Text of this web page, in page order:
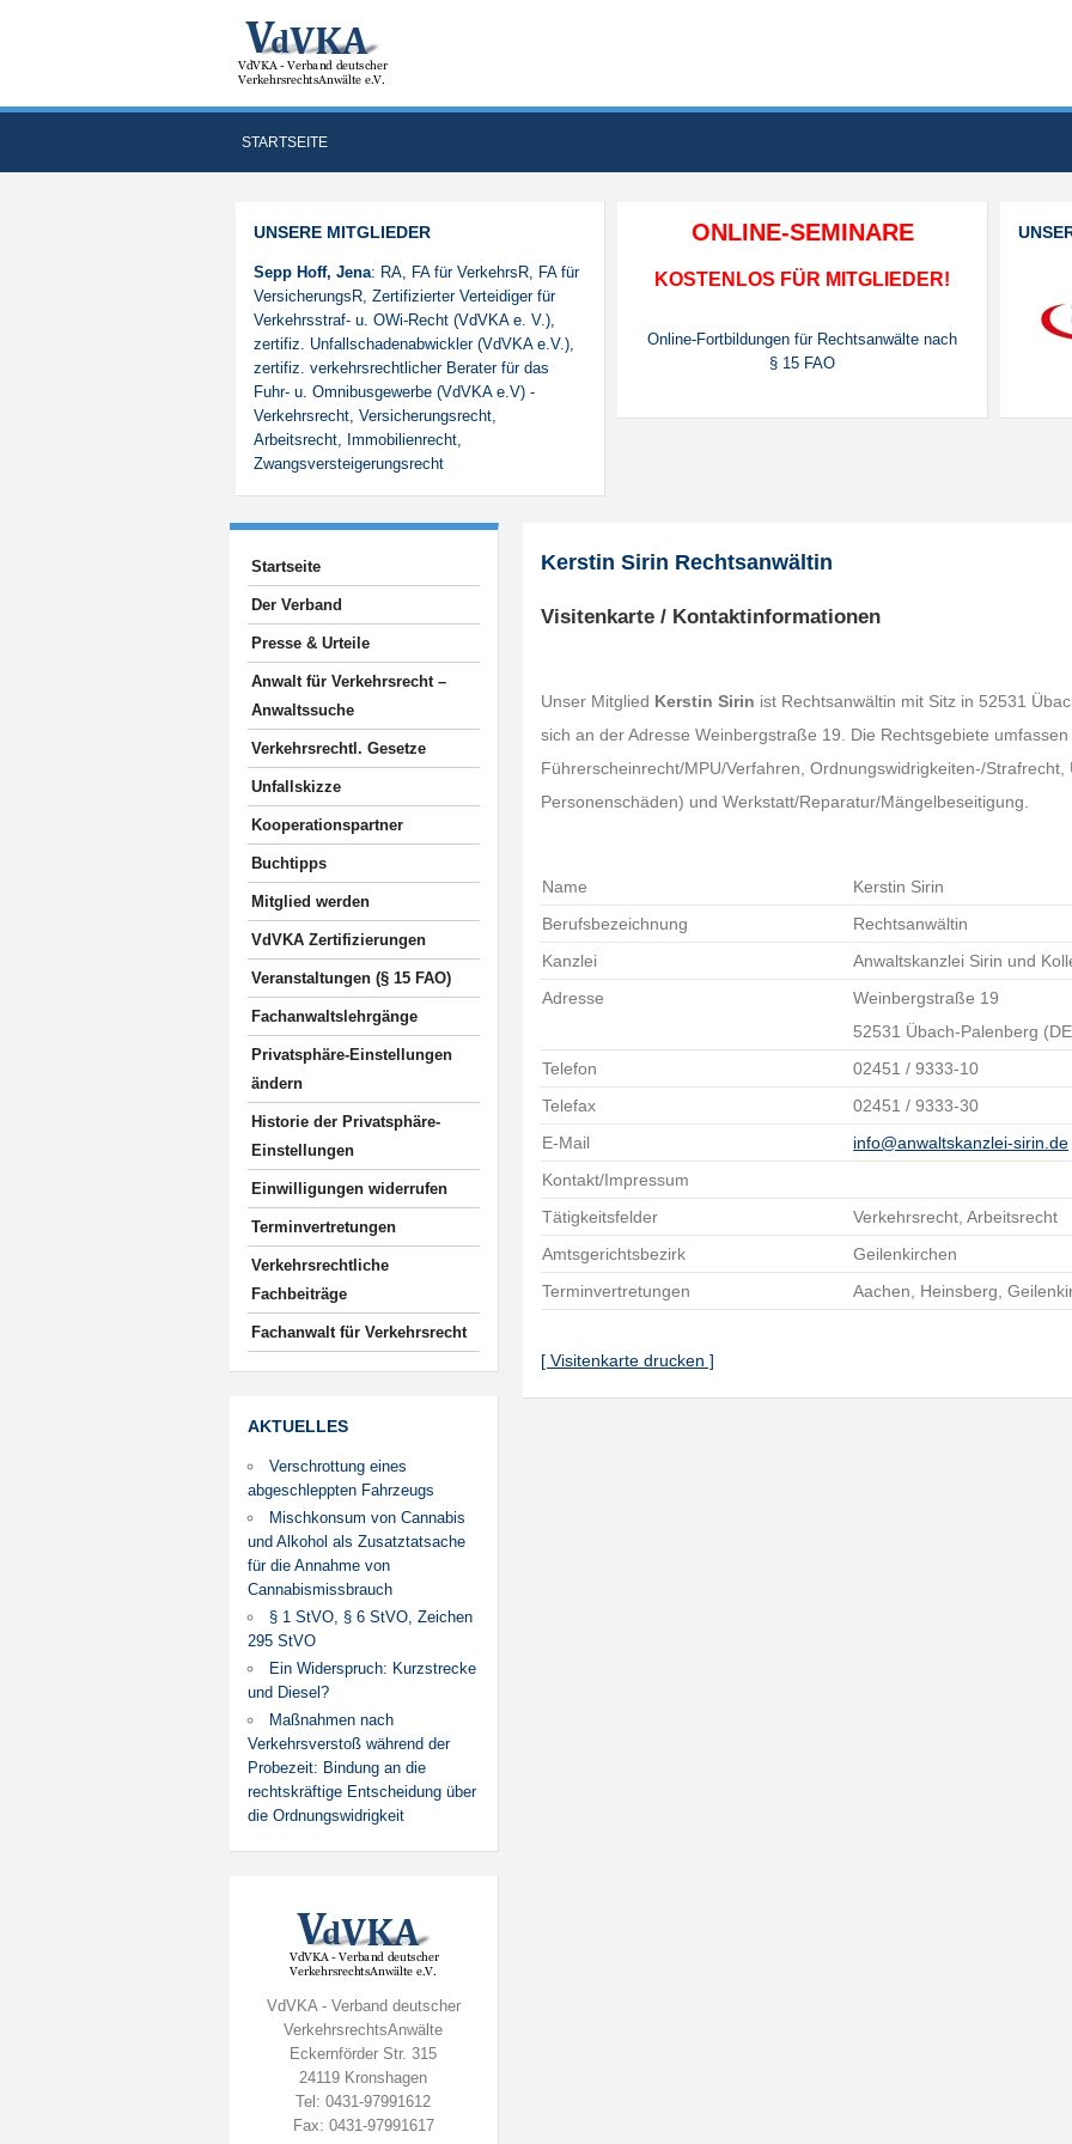
STARTSEITE
UNSERE MITGLIEDER
Sepp Hoff, Jena: RA, FA für VerkehrsR, FA für
VersicherungsR, Zertifizierter Verteidiger für
Verkehrsstraf- u. OWi-Recht (VdVKA e. V.),
zertifiz. Unfallschadenabwickler (VdVKA e.V.),
zertifiz. verkehrsrechtlicher Berater für das
Fuhr- u. Omnibusgewerbe (VdVKA e.V) -
Verkehrsrecht, Versicherungsrecht,
Arbeitsrecht, Immobilienrecht,
Zwangsversteigerungsrecht
ONLINE-SEMINARE
KOSTENLOS FÜR MITGLIEDER!
Online-Fortbildungen für Rechtsanwälte nach
§ 15 FAO
Startseite
Der Verband
Presse & Urteile
Anwalt für Verkehrsrecht –
Anwaltssuche
Verkehrsrechtl. Gesetze
Unfallskizze
Kooperationspartner
Buchtipps
Mitglied werden
VdVKA Zertifizierungen
Veranstaltungen (§ 15 FAO)
Fachanwaltslehrgänge
Privatsphäre-Einstellungen
ändern
Historie der Privatsphäre-
Einstellungen
Einwilligungen widerrufen
Terminvertretungen
Verkehrsrechtliche
Fachbeiträge
Fachanwalt für Verkehrsrecht
AKTUELLES
Verschrottung eines
abgeschleppten Fahrzeugs
Mischkonsum von Cannabis
und Alkohol als Zusatztatsache
für die Annahme von
Cannabismissbrauch
§ 1 StVO, § 6 StVO, Zeichen
295 StVO
Ein Widerspruch: Kurzstrecke
und Diesel?
Maßnahmen nach
Verkehrsverstoß während der
Probezeit: Bindung an die
rechtskräftige Entscheidung über
die Ordnungswidrigkeit
VdVKA - Verband deutscher
VerkehrsrechtsAnwälte
Eckernförder Str. 315
24119 Kronshagen
Tel: 0431-97991612
Fax: 0431-97991617
Kerstin Sirin Rechtsanwältin
Visitenkarte / Kontaktinformationen
Unser Mitglied Kerstin Sirin ist Rechtsanwältin mit Sitz in 52531
sich an der Adresse Weinbergstraße 19. Die Rechtsgebiete umfassen
Führerscheinrecht/MPU/Verfahren, Ordnungswidrigkeiten-/
Personenschäden) und Werkstatt/Reparatur/Mängelbeseitigung.
Name
Kerstin Sirin
Berufsbezeichnung
Rechtsanwältin
Kanzlei
Anwaltskanzlei Sirin und
Adresse
Weinbergstraße 19
52531 Übach-Palenberg
Telefon
02451 / 9333-10
Telefax
02451 / 9333-30
E-Mail
info@anwaltskanzlei-sirin.de
Kontakt/Impressum
Tätigkeitsfelder
Verkehrsrecht, Arbeitsrecht
Amtsgerichtsbezirk
Geilenkirchen
Terminvertretungen
Aachen, Heinsberg,
[ Visitenkarte drucken ]